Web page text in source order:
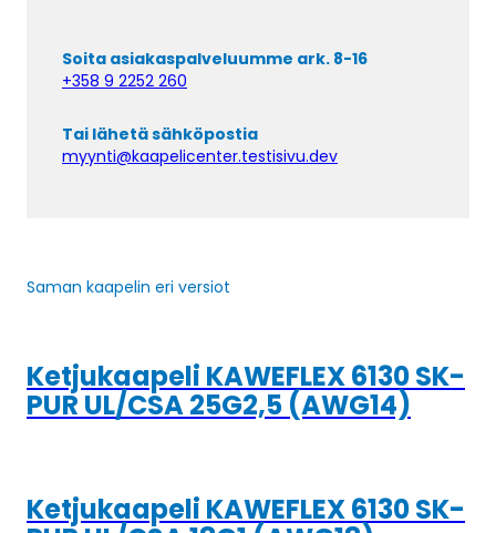
Soita asiakaspalveluumme ark. 8-16
+358 9 2252 260
Tai lähetä sähköpostia
myynti@kaapelicenter.testisivu.dev
Saman kaapelin eri versiot
Ketjukaapeli KAWEFLEX 6130 SK-
PUR UL/CSA 25G2,5 (AWG14)
Ketjukaapeli KAWEFLEX 6130 SK-